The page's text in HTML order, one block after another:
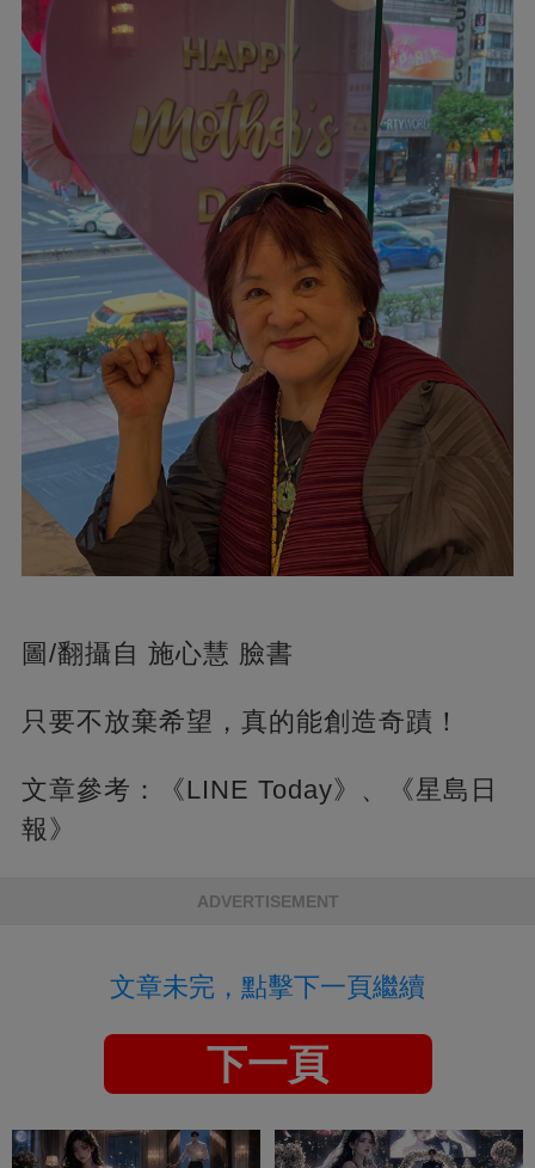
圖/翻攝自 施心慧 臉書
只要不放棄希望，真的能創造奇蹟！
文章參考：《LINE Today》、《星島日
報》
ADVERTISEMENT
文章未完，點擊下一頁繼續
下一頁